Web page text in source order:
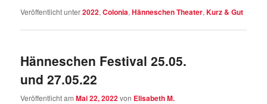
Veröffentlicht unter2022,Colonia,Hänneschen Theater,Kurz & Gut
Hänneschen Festival 25.05.
und 27.05.22
Veröffentlicht amMai 22, 2022von Elisabeth M.